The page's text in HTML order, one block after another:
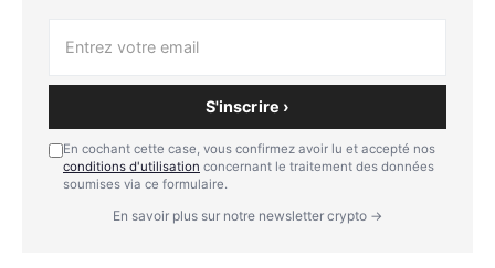
S'inscrire ›
En cochant cette case, vous confirmez avoir lu et accepté nos
conditions d'utilisation concernant le traitement des données
soumises via ce formulaire.
En savoir plus sur notre newsletter crypto →